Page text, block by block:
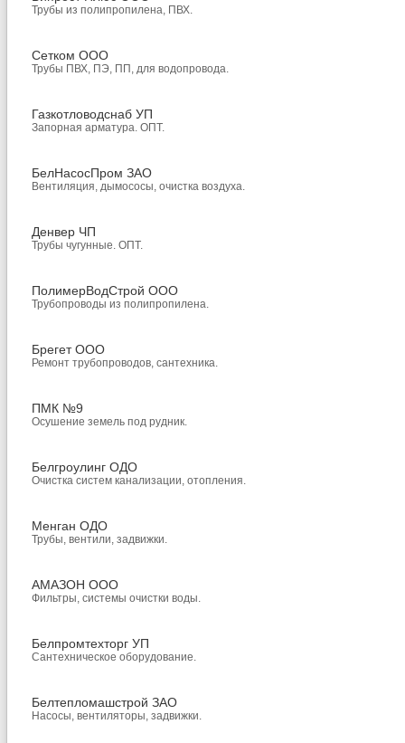
Трубы из полипропилена, ПВХ.
Сетком ООО
Трубы ПВХ, ПЭ, ПП, для водопровода.
Газкотловодснаб УП
Запорная арматура. ОПТ.
БелНасосПром ЗАО
Вентиляция, дымососы, очистка воздуха.
Денвер ЧП
Трубы чугунные. ОПТ.
ПолимерВодСтрой ООО
Трубопроводы из полипропилена.
Брегет ООО
Ремонт трубопроводов, сантехника.
ПМК №9
Осушение земель под рудник.
Белгроулинг ОДО
Очистка систем канализации, отопления.
Менган ОДО
Трубы, вентили, задвижки.
АМАЗОН ООО
Фильтры, системы очистки воды.
Белпромтехторг УП
Сантехническое оборудование.
Белтепломашстрой ЗАО
Насосы, вентиляторы, задвижки.